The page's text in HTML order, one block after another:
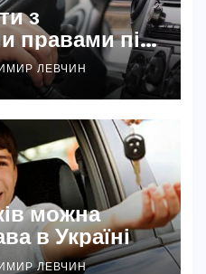
з
правами під
ЛЕВЧИН
можна
в Україні
ЛЕВЧИН